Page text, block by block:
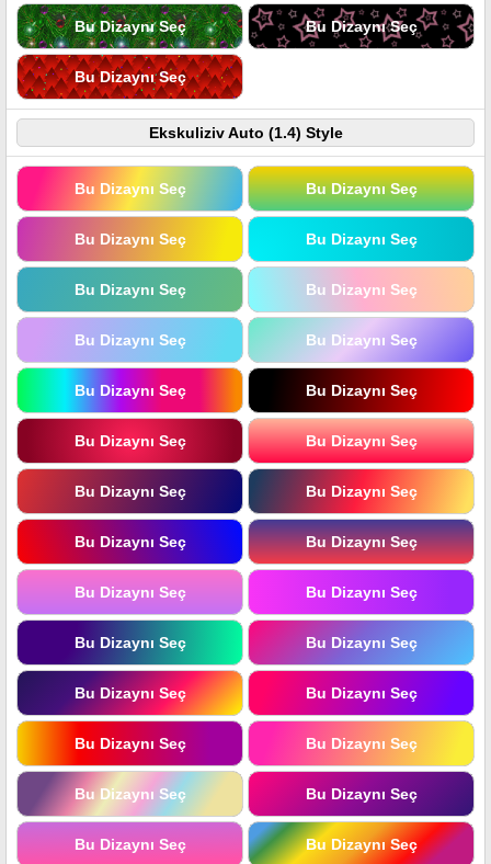
Bu Dizaynı Seç Bu Dizaynı Seç
Bu Dizaynı Seç
Ekskuliziv Auto (1.4) Style
Bu Dizaynı Seç Bu Dizaynı Seç
Bu Dizaynı Seç Bu Dizaynı Seç
Bu Dizaynı Seç Bu Dizaynı Seç
Bu Dizaynı Seç Bu Dizaynı Seç
Bu Dizaynı Seç Bu Dizaynı Seç
Bu Dizaynı Seç Bu Dizaynı Seç
Bu Dizaynı Seç Bu Dizaynı Seç
Bu Dizaynı Seç Bu Dizaynı Seç
Bu Dizaynı Seç Bu Dizaynı Seç
Bu Dizaynı Seç Bu Dizaynı Seç
Bu Dizaynı Seç Bu Dizaynı Seç
Bu Dizaynı Seç Bu Dizaynı Seç
Bu Dizaynı Seç Bu Dizaynı Seç
Bu Dizaynı Seç Bu Dizaynı Seç